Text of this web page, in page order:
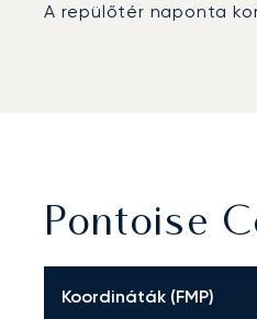
A repülőtér naponta
Pontoise
Koordináták (FMP)